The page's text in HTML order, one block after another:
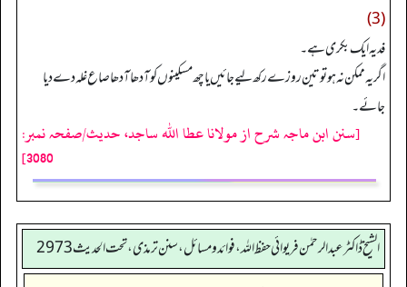
(3)
فدیہ ایک بکری ہے۔
اگر یہ ممکن نہ ہوتو تین روزے رکھ لیے جائیں یا چھ مسکینوں کو آدھا آدھا صاع غلہ دےدیا
جائے۔
[سنن ابن ماجہ شرح از مولانا عطا الله ساجد، حدیث/صفحہ نمبر:
3080]
الشیخ ڈاکٹر عبد الرحمٰن فریوائی حفظ اللہ، فوائد و مسائل، سنن ترمذی، تحت الحديث 2973